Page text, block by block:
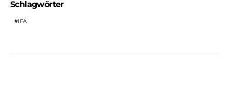
Schlagwörter
IFA